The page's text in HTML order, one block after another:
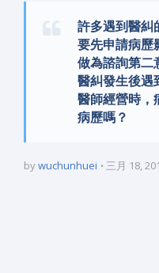
許多遇到醫糾
要先申請病歷
做為諮詢第二
醫糾發生後遇
醫師經營時，
病歷嗎？
bywuchunhuei 三月 18,